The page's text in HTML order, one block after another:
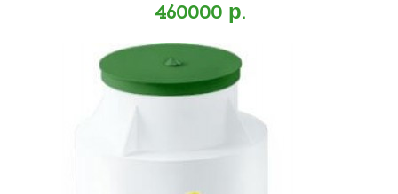
460000 р.